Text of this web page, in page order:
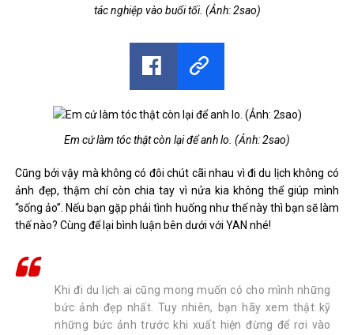
tác nghiệp vào buổi tối. (Ảnh: 2sao)
Em cứ làm tóc thật còn lại để anh lo. (Ảnh: 2sao)
Cũng bởi vậy mà không có đôi chút cãi nhau vì đi du lịch không có
ảnh đẹp, thậm chí còn chia tay vì nửa kia không thể giúp mình
“sống ảo”. Nếu bạn gặp phải tình huống như thế này thì bạn sẽ làm
thế nào? Cùng để lại bình luận bên dưới với YAN nhé!
Khi đi du lịch ai cũng mong muốn có cho mình những
bức ảnh đẹp nhất. Tuy nhiên, bạn hãy xem thật kỹ
những bức ảnh trước khi xuất hiện đừng để rơi vào